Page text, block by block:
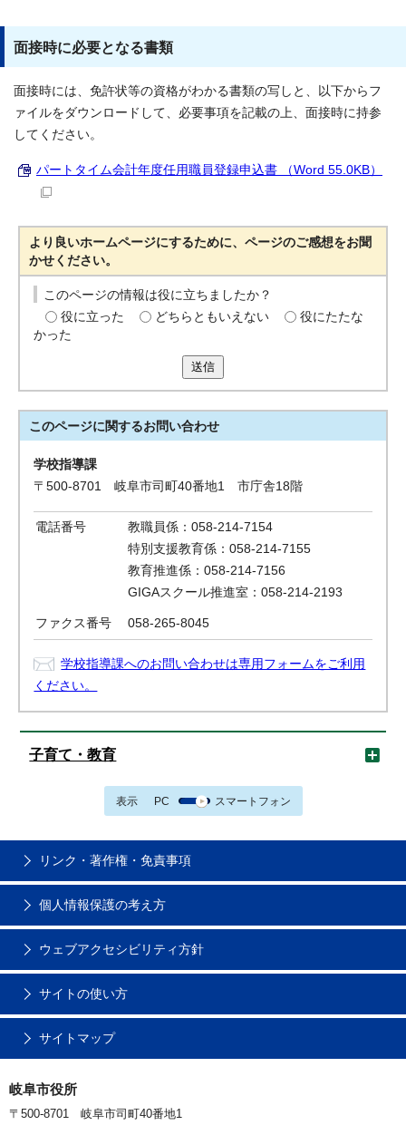
面接時に必要となる書類
面接時には、免許状等の資格がわかる書類の写しと、以下からフ
ァイルをダウンロードして、必要事項を記載の上、面接時に持参
してください。
パートタイム会計年度任用職員登録申込書 （Word 55.0KB）
より良いホームページにするために、ページのご感想をお聞
かせください。
このページの情報は役に立ちましたか？
役に立った
どちらともいえない
役にたたな
かった
送信
このページに関するお問い合わせ
学校指導課
〒500-8701 岐阜市司町40番地1 市庁舎18階
電話番号
教職員係：058-214-7154
特別支援教育係：058-214-7155
教育推進係：058-214-7156
GIGAスクール推進室：058-214-2193
ファクス番号 058-265-8045
学校指導課へのお問い合わせは専用フォームをご利用
ください。
子育て・教育
表示 PC スマートフォン
リンク・著作権・免責事項
個人情報保護の考え方
ウェブアクセシビリティ方針
サイトの使い方
サイトマップ
岐阜市役所
〒500-8701 岐阜市司町40番地1